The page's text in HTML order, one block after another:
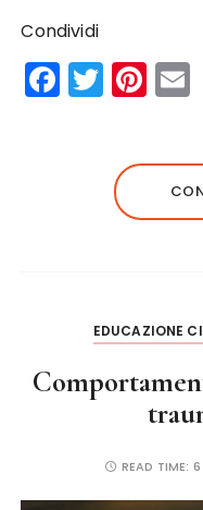
Condividi
F
a
T
w
te
r
Pi
n
re
st
l
EDUCAZIONE
READ TIME: 6